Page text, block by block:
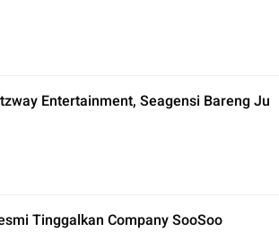
Entertainment, Seagensi Bareng Ju
Tinggalkan Company SooSoo